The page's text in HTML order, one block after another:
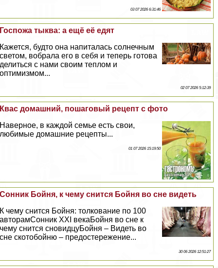
03 07 2026 6:31:46
Госпожа тыква: а ещё её едят
Кажется, будто она напиталась солнечным
светом, вобрала его в себя и теперь готова
делиться с нами своим теплом и
оптимизмом...
02 07 2026 5:12:39
Квас домашний, пошаговый рецепт с фото
Наверное, в каждой семье есть свои,
любимые домашние рецепты...
01 07 2026 15:19:50
Сонник Бойня, к чему снится Бойня во сне видеть
К чему снится Бойня: толкование по 100
авторамСонник XXI векаБойня во сне к
чему снится сновидцуБойня – Видеть во
сне скотобойню – предостережение...
30 06 2026 12:51:27